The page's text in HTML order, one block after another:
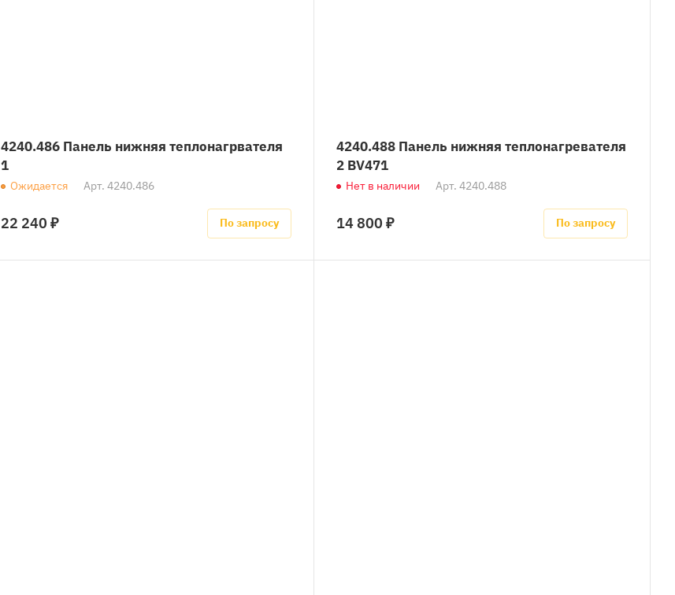
4240.486 Панель нижняя теплонагрвателя
1
Ожидается Арт. 4240.486
22 240 ₽ По запросу
4240.488 Панель нижняя теплонагревателя
2 BV471
Нет в наличии Арт.4240.488
14 800 ₽ По запросу